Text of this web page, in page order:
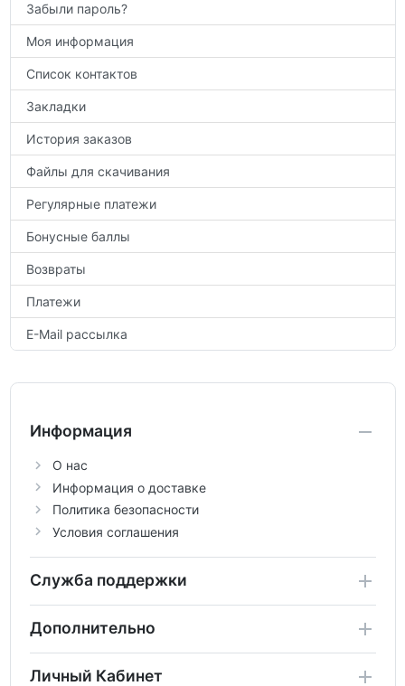
Забыли пароль?
Моя информация
Список контактов
Закладки
История заказов
Файлы для скачивания
Регулярные платежи
Бонусные баллы
Возвраты
Платежи
E-Mail рассылка
Информация
О нас
Информация о доставке
Политика безопасности
Условия соглашения
Служба поддержки
Дополнительно
Личный Кабинет